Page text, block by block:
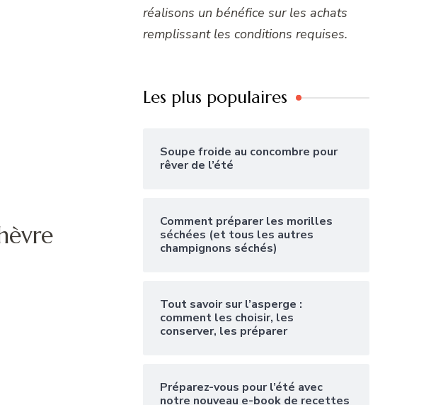
réalisons un bénéfice sur les achats
remplissant les conditions requises.
Les plus populaires
Soupe froide au concombre pour
rêver de l’été
Comment préparer les morilles
séchées (et tous les autres
champignons séchés)
Tout savoir sur l’asperge :
comment les choisir, les
conserver, les préparer
Préparez-vous pour l’été avec
notre nouveau e-book de recettes